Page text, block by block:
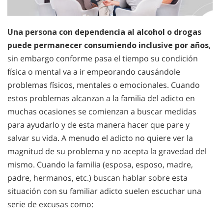
Una persona con dependencia al alcohol o drogas
puede permanecer consumiendo inclusive por años,
sin embargo conforme pasa el tiempo su condición
física o mental va a ir empeorando causándole
problemas físicos, mentales o emocionales. Cuando
estos problemas alcanzan a la familia del adicto en
muchas ocasiones se comienzan a buscar medidas
para ayudarlo y de esta manera hacer que pare y
salvar su vida. A menudo el adicto no quiere ver la
magnitud de su problema y no acepta la gravedad del
mismo. Cuando la familia (esposa, esposo, madre,
padre, hermanos, etc.) buscan hablar sobre esta
situación con su familiar adicto suelen escuchar una
serie de excusas como: